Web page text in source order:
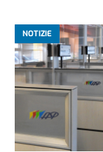
NOTIZIE